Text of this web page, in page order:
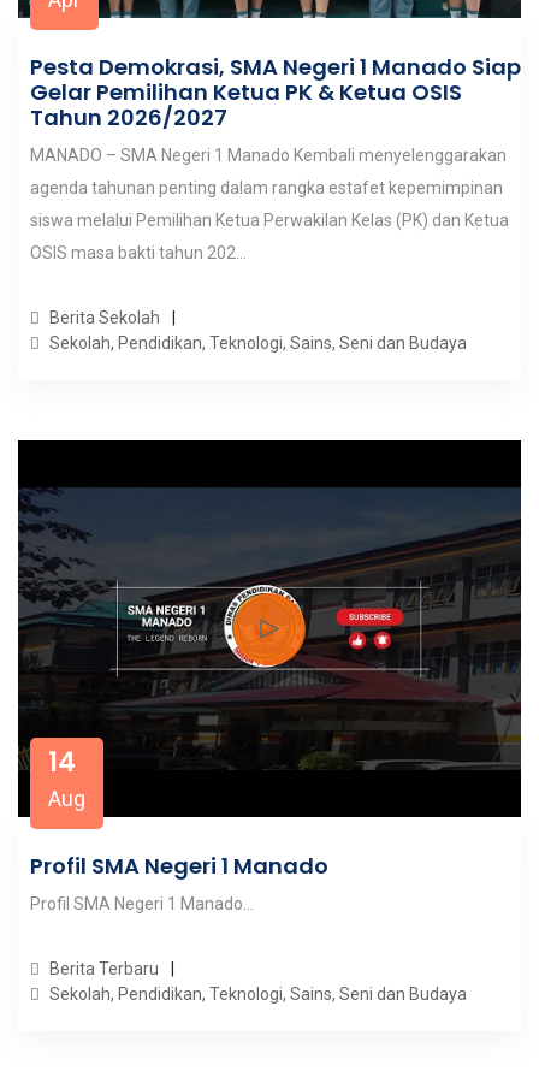
Pesta Demokrasi, SMA Negeri 1 Manado Siap
Gelar Pemilihan Ketua PK & Ketua OSIS
Tahun 2026/2027
MANADO – SMA Negeri 1 Manado Kembali menyelenggarakan
agenda tahunan penting dalam rangka estafet kepemimpinan
siswa melalui Pemilihan Ketua Perwakilan Kelas (PK) dan Ketua
OSIS masa bakti tahun 202...
Berita Sekolah
Sekolah, Pendidikan, Teknologi, Sains, Seni dan Budaya
14
Aug
Profil SMA Negeri 1 Manado
Profil SMA Negeri 1 Manado...
Berita Terbaru
Sekolah, Pendidikan, Teknologi, Sains, Seni dan Budaya